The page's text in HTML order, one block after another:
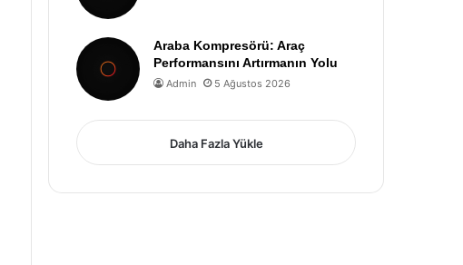
Araba Kompresörü: Araç
Performansını Artırmanın Yolu
Admin 5 Ağustos 2026
Daha Fazla Yükle